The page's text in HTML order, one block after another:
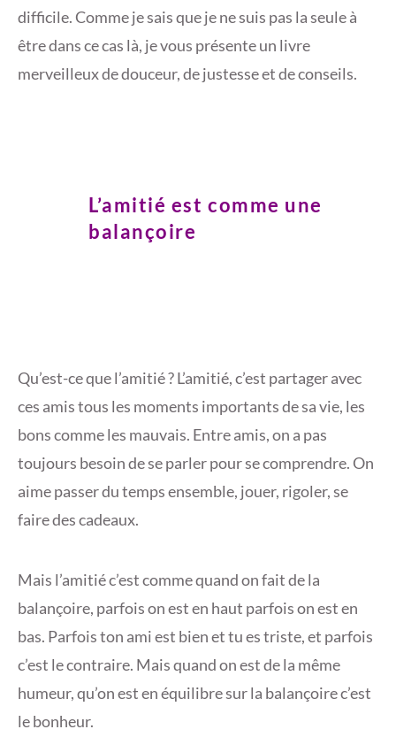
difficile. Comme je sais que je ne suis pas la seule à
être dans ce cas là, je vous présente un livre
merveilleux de douceur, de justesse et de conseils.
L’amitié est comme une
balançoire
Qu’est-ce que l’amitié ? L’amitié, c’est partager avec
ces amis tous les moments importants de sa vie, les
bons comme les mauvais. Entre amis, on a pas
toujours besoin de se parler pour se comprendre. On
aime passer du temps ensemble, jouer, rigoler, se
faire des cadeaux.
Mais l’amitié c’est comme quand on fait de la
balançoire, parfois on est en haut parfois on est en
bas. Parfois ton ami est bien et tu es triste, et parfois
c’est le contraire. Mais quand on est de la même
humeur, qu’on est en équilibre sur la balançoire c’est
le bonheur.